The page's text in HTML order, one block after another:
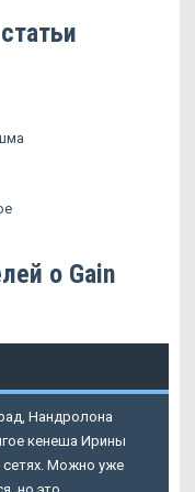
о Gain
Нандролона
кенеша Ирины
сетях. Можно уже